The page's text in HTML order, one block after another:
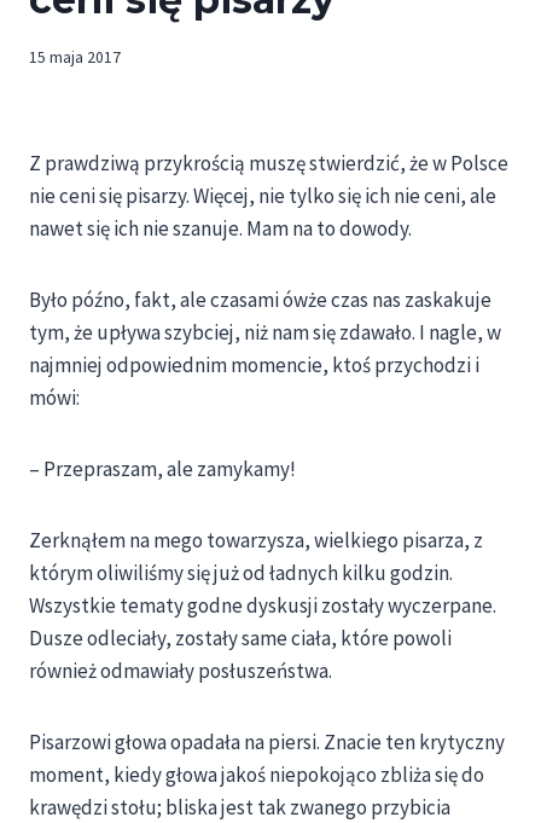
15 maja 2017
Z prawdziwą przykrością muszę stwierdzić, że w Polsce
nie ceni się pisarzy. Więcej, nie tylko się ich nie ceni, ale
nawet się ich nie szanuje. Mam na to dowody.
Było późno, fakt, ale czasami ówże czas nas zaskakuje
tym, że upływa szybciej, niż nam się zdawało. I nagle, w
najmniej odpowiednim momencie, ktoś przychodzi i
mówi:
– Przepraszam, ale zamykamy!
Zerknąłem na mego towarzysza, wielkiego pisarza, z
którym oliwiliśmy się już od ładnych kilku godzin.
Wszystkie tematy godne dyskusji zostały wyczerpane.
Dusze odleciały, zostały same ciała, które powoli
również odmawiały posłuszeństwa.
Pisarzowi głowa opadała na piersi. Znacie ten krytyczny
moment, kiedy głowa jakoś niepokojąco zbliża się do
krawędzi stołu; bliska jest tak zwanego przybicia